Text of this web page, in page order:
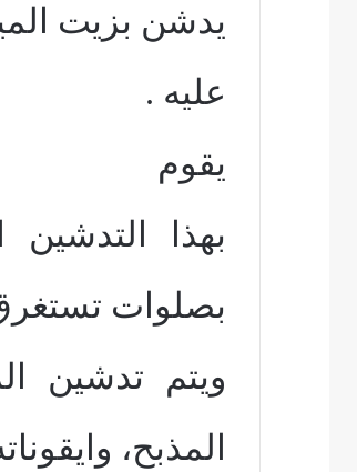
يدشن بزيت
عليه .
يقوم
بهذا التدشين
بصلوات
ويتم تدشين
المذبح،